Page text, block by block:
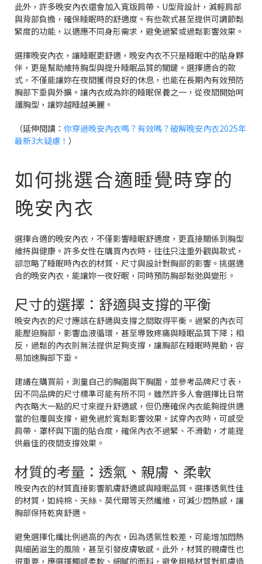
此外，許多晚安內衣還會加入寬版肩帶、U型背設計，減輕肩部
與背部負擔，確保睡眠時的舒適度。有些款式甚至提供可調節鬆
緊度的功能，以適應不同身形需求，避免過緊或過鬆影響效果。
選擇晚安內衣，讓睡眠更舒適，晚安內衣不只是睡眠中的貼身夥
伴，更是幫助維持胸型與提升睡眠品質的關鍵。選擇適合的款
式，不僅能讓妳在夜間獲得良好的休息，也能在長期內有效預防
胸部下垂與外擴。讓內衣成為妳的睡眠保養之一，從夜間開始呵
護胸型，讓妳越睡越美麗。
（延伸閱讀： 你穿過晚安內衣嗎？有效嗎？破解晚安內衣2025年
最新3大疑慮！ ）
如何挑選合適睡覺時穿的
晚安內衣
選擇合適的晚安內衣，不僅影響睡眠舒適度，更直接關係到胸型
維持與健康。許多女性在購買內衣時，往往只注重外觀與款式，
卻忽略了睡眠時內衣的材質、尺寸與設計對胸部的影響。挑選適
合的晚安內衣，能讓妳一夜好眠，同時預防胸部鬆弛與變形。
尺寸的選擇：舒適與支撐的平衡
晚安內衣的尺寸應該在舒適與支撐之間取得平衡。過緊的內衣可
能壓迫胸部，影響血液循環，甚至導致疼痛與睡眠品質下降；相
反，過鬆的內衣則無法提供足夠支撐，讓胸部在睡眠時晃動，容
易加速胸部下垂。
建議在購買前，測量自己的胸圍與下胸圍，並參考品牌尺寸表，
因不同品牌的尺寸標準可能有所不同。雖然許多人會選擇比日常
內衣略大一點的尺寸來提升舒適感，但仍應確保內衣能夠提供適
當的包覆與支撐，避免過於寬鬆影響效果。試穿內衣時，可感受
肩帶、罩杯與下圍的貼合度，確保內衣不過緊、不滑動，才能提
供最佳的夜間支撐效果。
材質的考量：透氣、親膚、柔軟
晚安內衣的材質直接影響肌膚舒適感與睡眠品質。選擇透氣性佳
的材質，如純棉、天絲、莫代爾等天然纖維，可減少悶熱感，讓
胸部保持乾爽舒適。
避免選擇化纖比例過高的內衣，因為透氣性較差，可能增加悶熱
與細菌滋生的風險，甚至引發皮膚敏感。此外，材質的親膚性也
很重要，應選擇觸感柔軟、細膩的面料，避免粗糙材質對肌膚造